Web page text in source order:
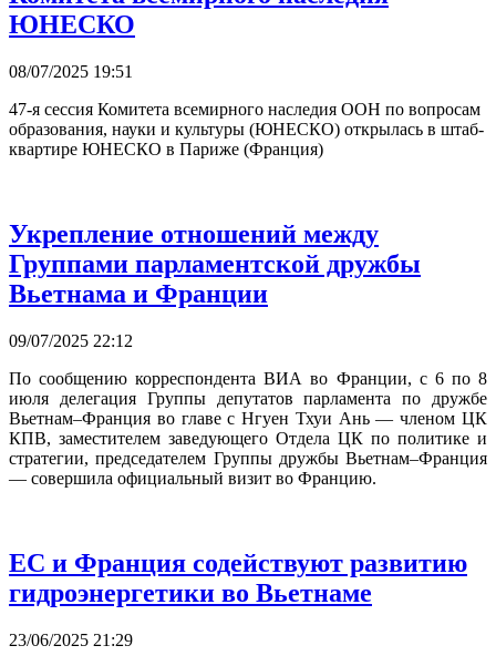
ЮНЕСКО
08/07/2025 19:51
47-я сессия Комитета всемирного наследия ООН по вопросам
образования, науки и культуры (ЮНЕСКО) открылась в штаб-
квартире ЮНЕСКО в Париже (Франция)
Укрепление отношений между
Группами парламентской дружбы
Вьетнама и Франции
09/07/2025 22:12
По сообщению корреспондента ВИА во Франции, с 6 по 8
июля делегация Группы депутатов парламента по дружбе
Вьетнам–Франция во главе с Нгуен Тхуи Ань — членом ЦК
КПВ, заместителем заведующего Отдела ЦК по политике и
стратегии, председателем Группы дружбы Вьетнам–Франция
— совершила официальный визит во Францию.
ЕС и Франция содействуют развитию
гидроэнергетики во Вьетнаме
23/06/2025 21:29